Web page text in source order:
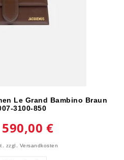
Le Grand Bambino Braun
3100-850
590,00 €
zzgl. Versandkosten